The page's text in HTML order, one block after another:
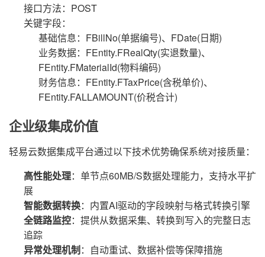
接口方法：POST
关键字段：
基础信息：FBillNo(单据编号)、FDate(日期)
业务数据：FEntity.FRealQty(实退数量)、
FEntity.FMaterialId(物料编码)
财务信息：FEntity.FTaxPrice(含税单价)、
FEntity.FALLAMOUNT(价税合计)
企业级集成价值
轻易云数据集成平台通过以下技术优势确保系统对接质量：
高性能处理：单节点60MB/S数据处理能力，支持水平扩
展
智能数据转换：内置AI驱动的字段映射与格式转换引擎
全链路监控：提供从数据采集、转换到写入的完整日志
追踪
异常处理机制：自动重试、数据补偿等保障措施